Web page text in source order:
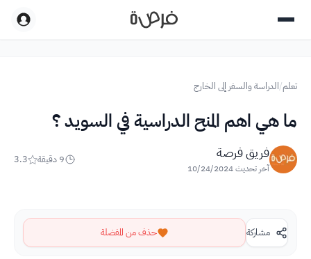
تعلم/الدراسة والسفر إلى الخارج
ما هي اهم المنح الدراسية في السويد ؟
فريق فرصة
آخر تحديث10/24/2024
9 دقيقة 3.3
مشاركة حذف من المفضلة